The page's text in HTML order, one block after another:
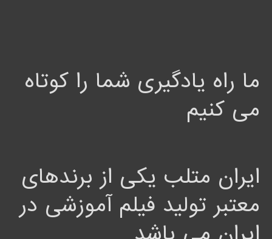
ما راه یادگیری شما را کوتاه
می کنیم
ایران متلب یکی از برندهای
معتبر تولید فیلم آموزشی در